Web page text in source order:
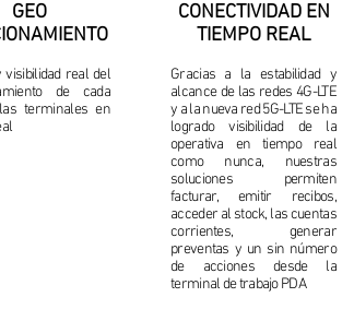
GEO
visibilidad real del
de cada
terminales en
CONECTIVIDAD EN
TIEMPO REAL
Gracias a la estabilidad y
alcance de las redes 4G-LTE
y a la nueva red 5G-LTE se ha
logrado visibilidad de la
operativa en tiempo real
como nunca, nuestras
soluciones permiten
facturar, emitir recibos,
acceder al stock, las cuentas
corrientes, generar
preventas y un sin número
de acciones desde la
terminal de trabajo PDA